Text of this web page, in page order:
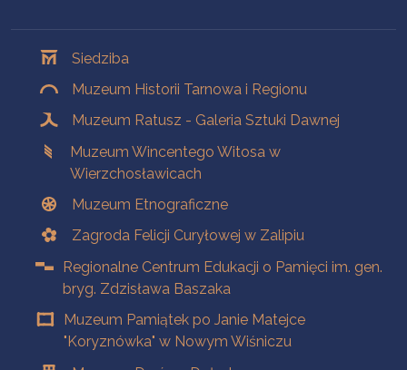
Siedziba
Muzeum Historii Tarnowa i Regionu
Muzeum Ratusz - Galeria Sztuki Dawnej
Muzeum Wincentego Witosa w
Wierzchosławicach
Muzeum Etnograficzne
Zagroda Felicji Curyłowej w Zalipiu
Regionalne Centrum Edukacji o Pamięci im. gen.
bryg. Zdzisława Baszaka
Muzeum Pamiątek po Janie Matejce
"Koryznówka" w Nowym Wiśniczu